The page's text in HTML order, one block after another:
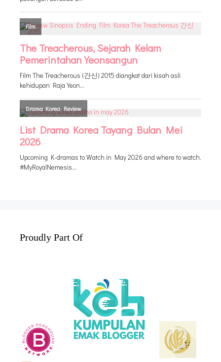
Proudly Part Of